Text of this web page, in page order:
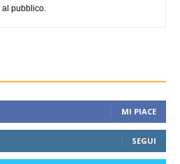
al pubblico.
MI PIACE
SEGUI